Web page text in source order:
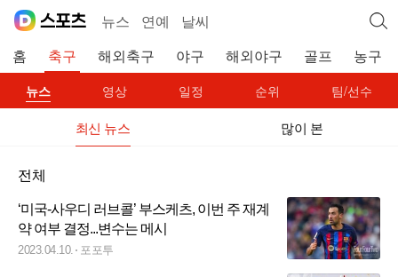
뉴스 연예 날씨
홈 축구 해외축구 야구 해외야구 골프 농구
뉴스 영상 일정 순위 팀/선수
최신 뉴스 많이 본
전체
‘미국-사우디 러브콜’ 부스케츠, 이번 주 재계
약 여부 결정...변수는 메시
2023.04.10. 포포투